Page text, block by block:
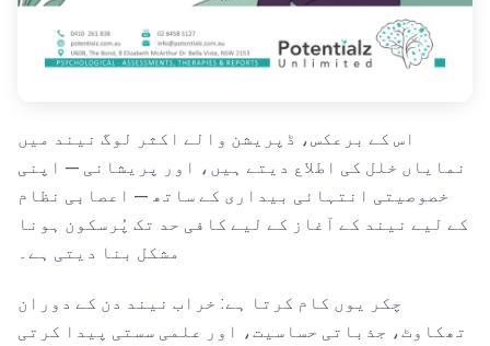
اس کے برعکس، ڈپریشن والے اکثر لوگ نیند میں
نمایاں خلل کی اطلاع دیتے ہیں، اور پریشانی — اپنی
خصوصیتی انتہائی بیداری کے ساتھ — اعصابی نظام
کے لیے نیند کے آغاز کے لیے کافی حد تک پُرسکون ہونا
مشکل بنا دیتی ہے۔
چکر یوں کام کرتا ہے: خراب نیند دن کے دوران
تھکاوٹ، جذباتی حساسیت، اور علمی سستی پیدا کرتی